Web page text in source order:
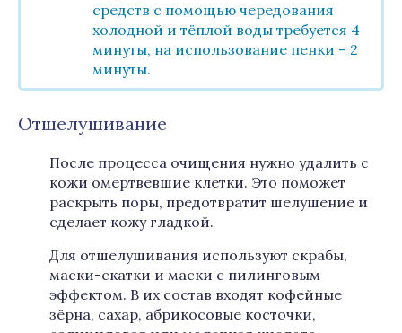
средств с помощью чередования
холодной и тёплой воды требуется 4
минуты, на использование пенки – 2
минуты.
Отшелушивание
После процесса очищения нужно удалить с
кожи омертвевшие клетки. Это поможет
раскрыть поры, предотвратит шелушение и
сделает кожу гладкой.
Для отшелушивания используют скрабы,
маски-скатки и маски с пилинговым
эффектом. В их состав входят кофейные
зёрна, сахар, абрикосовые косточки,